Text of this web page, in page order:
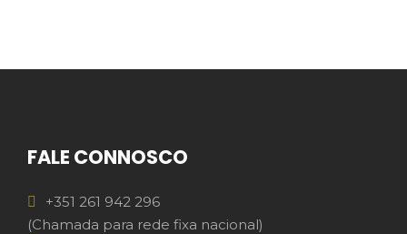
FALE CONNOSCO
+351 261 942 296
(Chamada para rede fixa nacional)